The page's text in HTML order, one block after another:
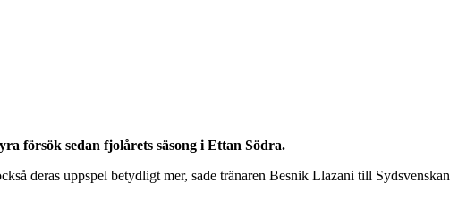
försök sedan fjolårets säsong i Ettan Södra.
deras uppspel betydligt mer, sade tränaren Besnik Llazani till Sydsvenskan